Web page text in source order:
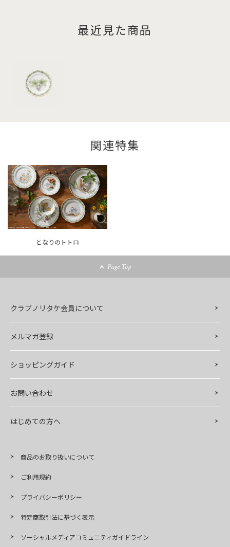
最近見た商品
関連特集
となりのトトロ
Page Top
クラブノリタケ会員について
メルマガ登録
ショッピングガイド
お問い合わせ
はじめての方へ
商品のお取り扱いについて
ご利用規約
プライバシーポリシー
特定商取引法に基づく表示
ソーシャルメディアコミュニティガイドライン